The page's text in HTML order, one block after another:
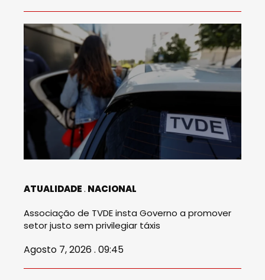
ATUALIDADE NACIONAL
Associação de TVDE insta Governo a promover
setor justo sem privilegiar táxis
Agosto 7, 2026 . 09:45